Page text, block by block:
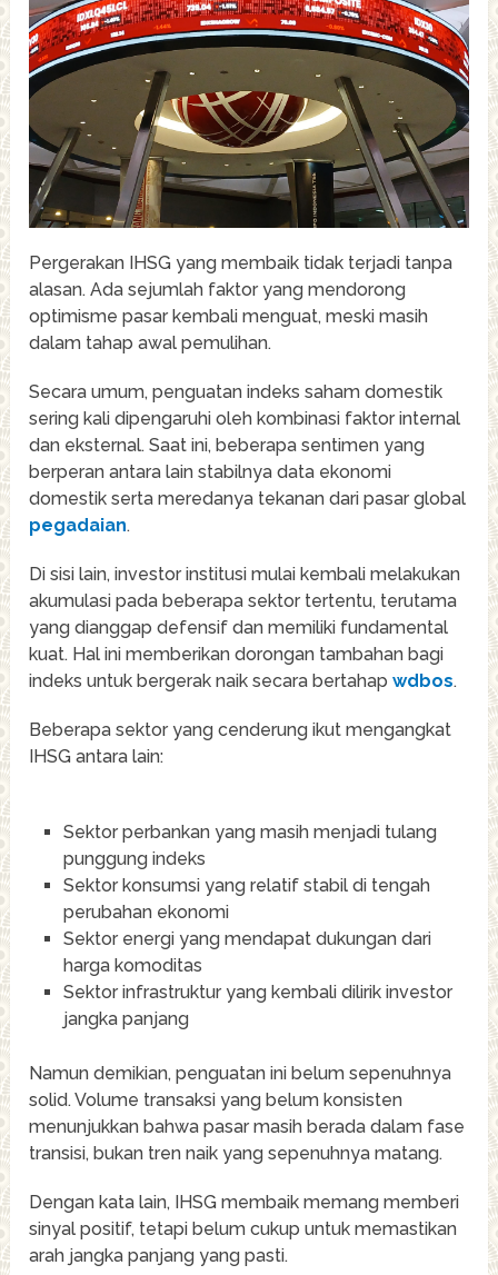
Pergerakan IHSG yang membaik tidak terjadi tanpa
alasan. Ada sejumlah faktor yang mendorong
optimisme pasar kembali menguat, meski masih
dalam tahap awal pemulihan.
Secara umum, penguatan indeks saham domestik
sering kali dipengaruhi oleh kombinasi faktor internal
dan eksternal. Saat ini, beberapa sentimen yang
berperan antara lain stabilnya data ekonomi
domestik serta meredanya tekanan dari pasar global
pegadaian.
Di sisi lain, investor institusi mulai kembali melakukan
akumulasi pada beberapa sektor tertentu, terutama
yang dianggap defensif dan memiliki fundamental
kuat. Hal ini memberikan dorongan tambahan bagi
indeks untuk bergerak naik secara bertahapwdbos.
Beberapa sektor yang cenderung ikut mengangkat
IHSG antara lain:
Sektor perbankan yang masih menjadi tulang
punggung indeks
Sektor konsumsi yang relatif stabil di tengah
perubahan ekonomi
Sektor energi yang mendapat dukungan dari
harga komoditas
Sektor infrastruktur yang kembali dilirik investor
jangka panjang
Namun demikian, penguatan ini belum sepenuhnya
solid. Volume transaksi yang belum konsisten
menunjukkan bahwa pasar masih berada dalam fase
transisi, bukan tren naik yang sepenuhnya matang.
Dengan kata lain, IHSG membaik memang memberi
sinyal positif, tetapi belum cukup untuk memastikan
arah jangka panjang yang pasti.